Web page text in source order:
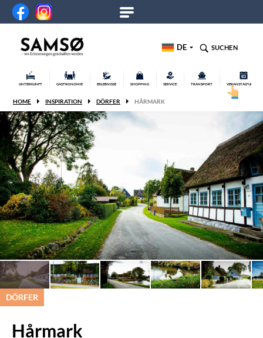
DE SUCHEN
UNTERKUNFT GASTRONOMIE ERLEBNISSE SHOPPING SERVICE TRANSPORT VERANSTALTUNGEN
HOME INSPIRATION DÖRFER HÅRMARK
DÖRFER
Hårmark